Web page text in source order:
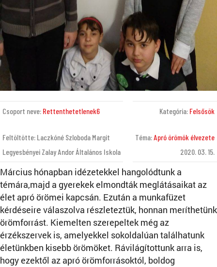
Csoport neve: Rettenthetetlenek6
Feltöltötte: Laczkóné Szloboda Margit
Legyesbényei Zalay Andor Általános Iskola
Kategória: Felsősök
Téma:Apró örömök élvezete
2020. 03. 15.
Március hónapban idézetekkel hangolódtunk a
témára,majd a gyerekek elmondták meglátásaikat az
élet apró örömei kapcsán. Ezután a munkafüzet
kérdéseire válaszolva részleteztük, honnan meríthetünk
örömforrást. Kiemelten szerepeltek még az
érzékszervek is, amelyekkel sokoldalúan találhatunk
életünkben kisebb örömöket. Rávilágítottunk arra is,
hogy ezektől az apró örömforrásoktól, boldog